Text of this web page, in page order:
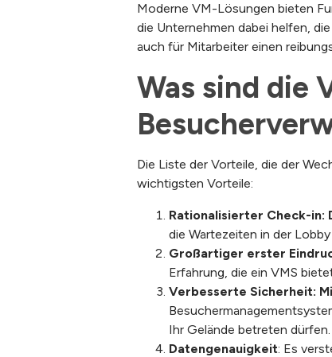
Moderne VM-Lösungen bieten
die Unternehmen dabei helfen,
auch für Mitarbeiter einen
Was sind die
Die Liste der Vorteile, die der
wichtigsten Vorteile:
Rationalisierter Check-in:
die Wartezeiten in der
Großartiger erster
Erfahrung, die ein VMS
Verbesserte Sicherheit:
Ihr Gelände betreten dürfen.
Datengenauigkeit: Es